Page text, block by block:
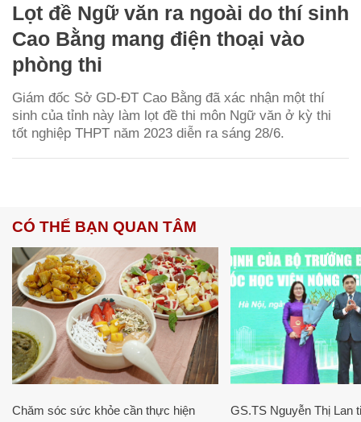
Lọt đề Ngữ văn ra ngoài do thí sinh
Cao Bằng mang điện thoại vào
phòng thi
Giám đốc Sở GD-ĐT Cao Bằng đã xác nhận một thí
sinh của tỉnh này làm lọt đề thi môn Ngữ văn ở kỳ thi
tốt nghiệp THPT năm 2023 diễn ra sáng 28/6.
CÓ THỂ BẠN QUAN TÂM
Chăm sóc sức khỏe cần thực hiện
GS.TS Nguyễn Thị Lan